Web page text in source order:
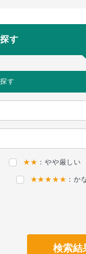
す
す
★★ ：やや厳しい
★★★★★ ：か
検索結